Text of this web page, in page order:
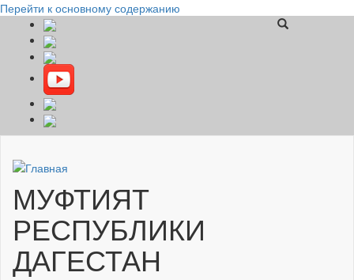
Перейти к основному содержанию
МУФТИЯТ
РЕСПУБЛИКИ
ДАГЕСТАН